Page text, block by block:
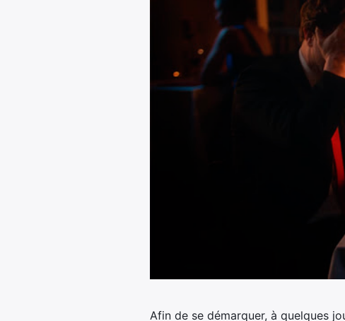
Afin de se démarquer, à quelques